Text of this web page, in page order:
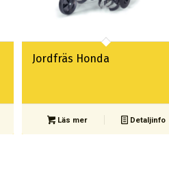
Jordfräs Honda
Läs mer Detaljinfo